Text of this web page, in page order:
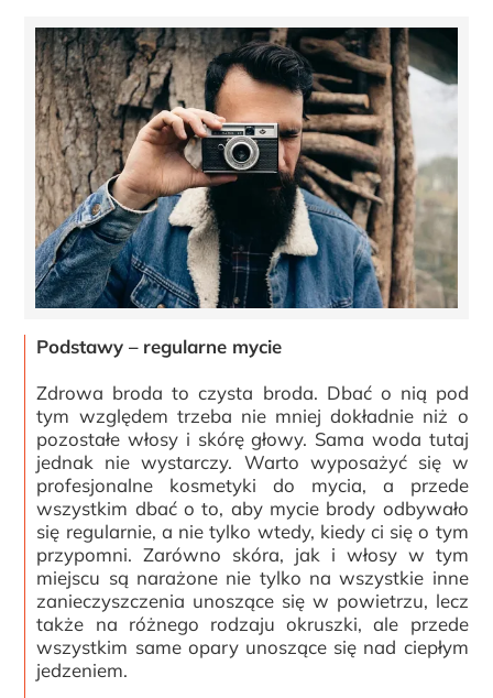
Podstawy – regularne mycie
Zdrowa broda to czysta broda. Dbać o nią pod
tym względem trzeba nie mniej dokładnie niż o
pozostałe włosy i skórę głowy. Sama woda tutaj
jednak nie wystarczy. Warto wyposażyć się w
profesjonalne kosmetyki do mycia, a przede
wszystkim dbać o to, aby mycie brody odbywało
się regularnie, a nie tylko wtedy, kiedy ci się o tym
przypomni. Zarówno skóra, jak i włosy w tym
miejscu są narażone nie tylko na wszystkie inne
zanieczyszczenia unoszące się w powietrzu, lecz
także na różnego rodzaju okruszki, ale przede
wszystkim same opary unoszące się nad ciepłym
jedzeniem.